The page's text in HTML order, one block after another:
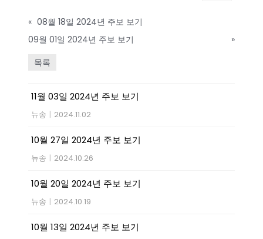
« 08월 18일 2024년 주보 보기
09월 01일 2024년 주보 보기
»
목록
11월 03일 2024년 주보 보기
뉴송 | 2024.11.02
10월 27일 2024년 주보 보기
뉴송 | 2024.10.26
10월 20일 2024년 주보 보기
뉴송 | 2024.10.19
10월 13일 2024년 주보 보기